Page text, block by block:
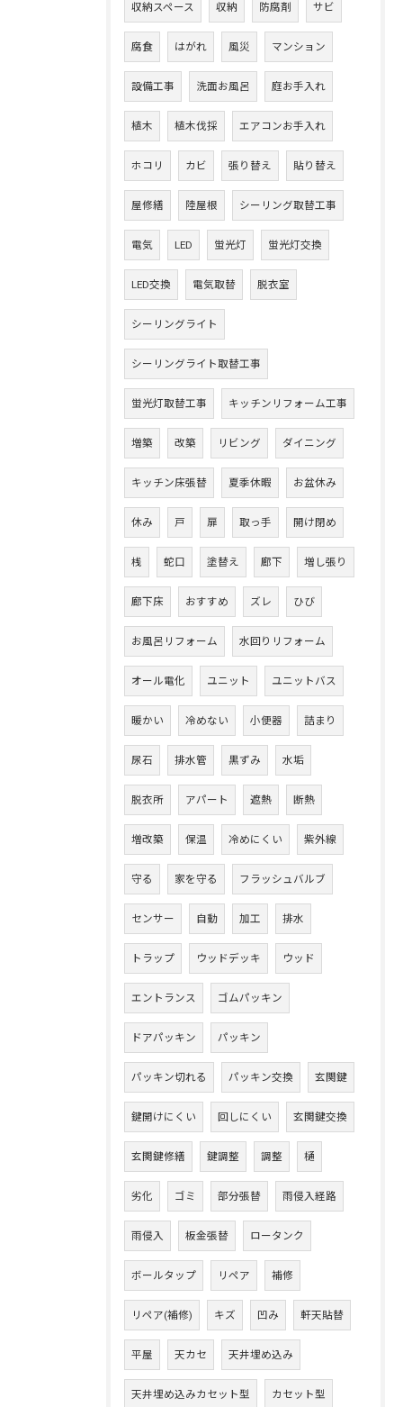
収納スペース 収納 防腐剤 サビ
腐食 はがれ 風災 マンション
設備工事 洗面お風呂 庭お手入れ
植木 植木伐採 エアコンお手入れ
ホコリ カビ 張り替え 貼り替え
屋修繕 陸屋根 シーリング取替工事
電気 LED 蛍光灯 蛍光灯交換
LED交換 電気取替 脱衣室
シーリングライト
シーリングライト取替工事
蛍光灯取替工事 キッチンリフォーム工事
増築 改築 リビング ダイニング
キッチン床張替 夏季休暇 お盆休み
休み 戸 扉 取っ手 開け閉め
桟 蛇口 塗替え 廊下 増し張り
廊下床 おすすめ ズレ ひび
お風呂リフォーム 水回りリフォーム
オール電化 ユニット ユニットバス
暖かい 冷めない 小便器 詰まり
尿石 排水管 黒ずみ 水垢
脱衣所 アパート 遮熱 断熱
増改築 保温 冷めにくい 紫外線
守る 家を守る フラッシュバルブ
センサー 自動 加工 排水
トラップ ウッドデッキ ウッド
エントランス ゴムパッキン
ドアパッキン パッキン
パッキン切れる パッキン交換 玄関鍵
鍵開けにくい 回しにくい 玄関鍵交換
玄関鍵修繕 鍵調整 調整 樋
劣化 ゴミ 部分張替 雨侵入経路
雨侵入 板金張替 ロータンク
ボールタップ リペア 補修
リペア(補修) キズ 凹み 軒天貼替
平屋 天カセ 天井埋め込み
天井埋め込みカセット型 カセット型